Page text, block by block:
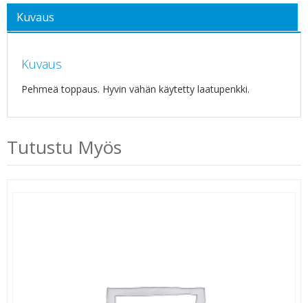
Kuvaus
Kuvaus
Pehmeä toppaus. Hyvin vähän käytetty laatupenkki.
Tutustu Myös